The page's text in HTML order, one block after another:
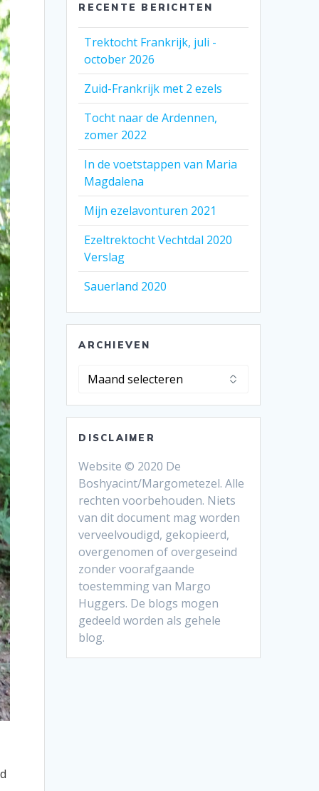
RECENTE BERICHTEN
Trektocht Frankrijk, juli -
october 2026
Zuid-Frankrijk met 2 ezels
Tocht naar de Ardennen,
zomer 2022
In de voetstappen van Maria
Magdalena
Mijn ezelavonturen 2021
Ezeltrektocht Vechtdal 2020
Verslag
Sauerland 2020
ARCHIEVEN
Archieven
DISCLAIMER
Website © 2020 De
Boshyacint/Margometezel. Alle
rechten voorbehouden. Niets
van dit document mag worden
verveelvoudigd, gekopieerd,
overgenomen of overgeseind
zonder voorafgaande
toestemming van Margo
Huggers. De blogs mogen
gedeeld worden als gehele
blog.